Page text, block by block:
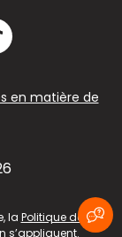
en matière de
la Politique de
s’appliquent.